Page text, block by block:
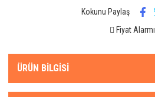
Kokunu Paylaş
Fiyat Alarmı
ÜRÜN BILGISI